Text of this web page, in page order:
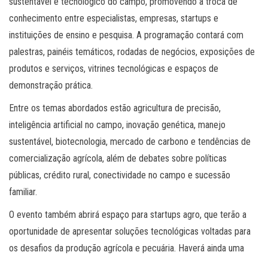
conhecimento entre especialistas, empresas, startups e
instituições de ensino e pesquisa. A programação contará com
palestras, painéis temáticos, rodadas de negócios, exposições de
produtos e serviços, vitrines tecnológicas e espaços de
demonstração prática.
Entre os temas abordados estão agricultura de precisão,
inteligência artificial no campo, inovação genética, manejo
sustentável, biotecnologia, mercado de carbono e tendências de
comercialização agrícola, além de debates sobre políticas
públicas, crédito rural, conectividade no campo e sucessão
familiar.
O evento também abrirá espaço para startups agro, que terão a
oportunidade de apresentar soluções tecnológicas voltadas para
os desafios da produção agrícola e pecuária. Haverá ainda uma